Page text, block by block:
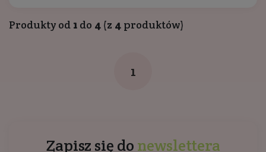
Produkty od 1 do 4 (z 4 produktów)
1
Zapisz się do newslettera